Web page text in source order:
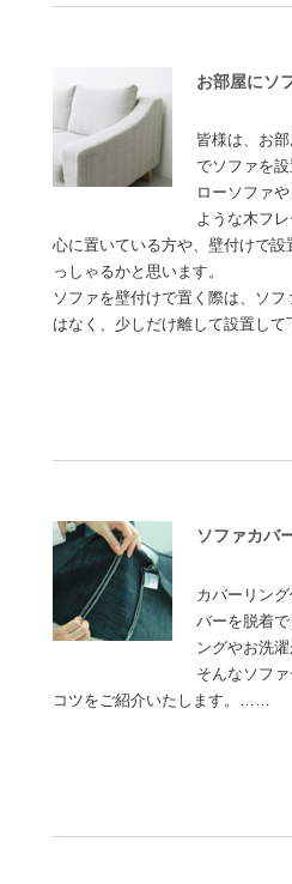
お部屋にソ
皆様は、お
でソファを設
ローソファ
ような木フ
心に置いている方や、壁付けで設
っしゃるかと思います。
ソファを壁付けで置く際は、ソ
はなく、少しだけ離して設置し
ソファカバ
カバーリン
バーを脱着
ングやお洗濯
そんなソフ
コツをご紹介いたします。……